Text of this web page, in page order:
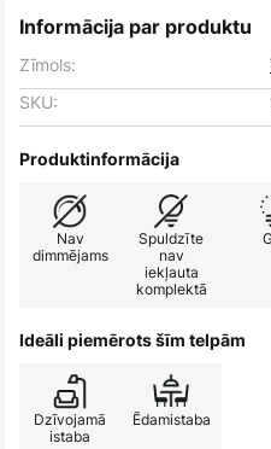
Informācija par produktu
Zīmols:
SKU:
Produktinformācija
Nav
dimmējams
Spuldzīte
nav
iekļauta
komplektā
Ideāli piemērots šīm telpām
Dzīvojamā
istaba
Ēdamistaba